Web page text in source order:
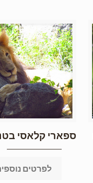
ספארי קלאסי
לפרטים